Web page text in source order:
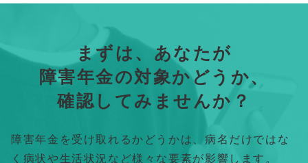
まずは、あなたが
障害年金の対象かどうか、
確認してみませんか？
障害年金を受け取れるかどうかは、病名だけではな
く病状や生活状況など様々な要素が影響します。